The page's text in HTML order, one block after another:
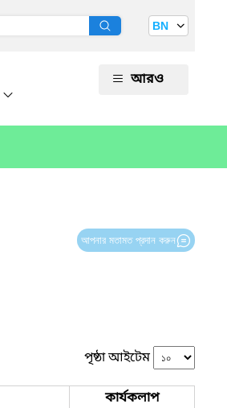
BN
আরও
আপনার মতামত প্রদান করুন
পৃষ্ঠা আইটেম
কার্যকলাপ